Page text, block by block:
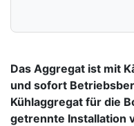
Das Aggregat ist mit
und sofort
Kühlaggregat für die
getrennte Installation